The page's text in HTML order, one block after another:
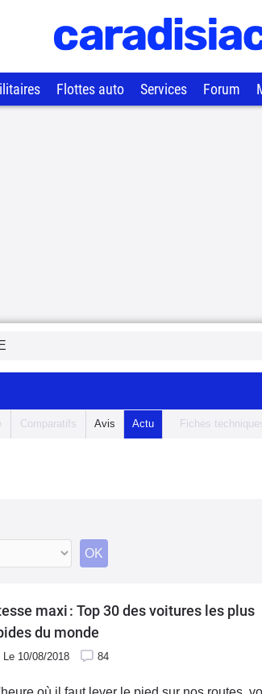
Flottes auto Services Forum
Comparatifs Avis Actu Fiches
OK
maxi : Top 30 des voitures les plus
du monde
Le 10/08/2018 84